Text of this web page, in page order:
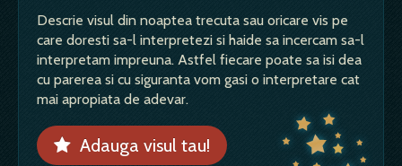
Descrie visul din noaptea trecuta sau oricare vis pe
care doresti sa-l interpretezi si haide sa incercam sa-l
interpretam impreuna. Astfel fiecare poate sa isi dea
cu parerea si cu siguranta vom gasi o interpretare cat
mai apropiata de adevar.
Adauga visul tau!